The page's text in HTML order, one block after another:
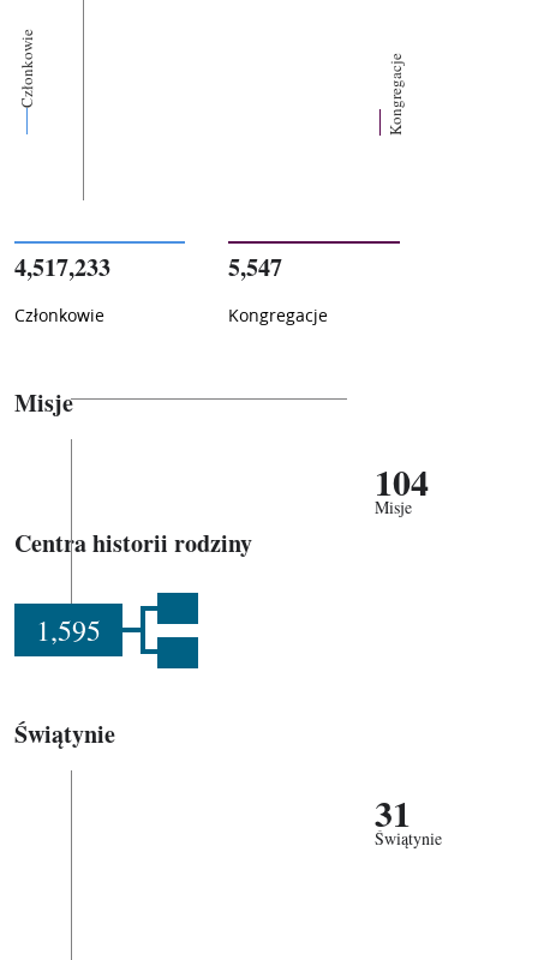
Członkowie Kongregacje
4,517,233
Członkowie
5,547
Kongregacje
Misje
104
Misje
Centra historii rodziny
1,595
Świątynie
31
Świątynie